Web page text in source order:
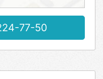
77-50